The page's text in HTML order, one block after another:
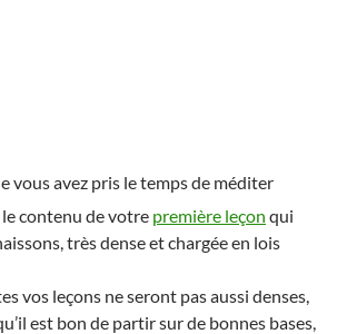
vous avez pris le temps de méditer
contenu de votre première leçon qui
très dense et chargée en lois
vos leçons ne seront pas aussi denses,
est bon de partir sur de bonnes bases,